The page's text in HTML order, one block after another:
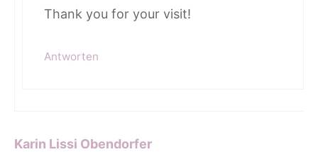
Thank you for your visit!
Antworten
Karin Lissi Obendorfer